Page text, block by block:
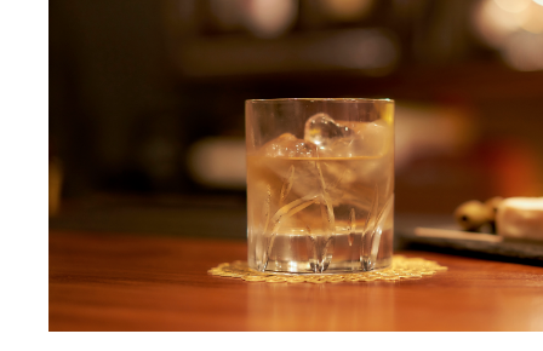
ふるさと納税の基礎知識
10秒ぴったり診断
自治体直営サイト特集
はじめるバイブルとは